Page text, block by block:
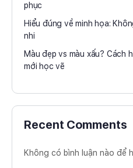
phục
Hiểu đúng về minh họa:
nhi
Màu đẹp vs màu xấu? Cách
mới học vẽ
Recent Comments
Không có bình luận nào để